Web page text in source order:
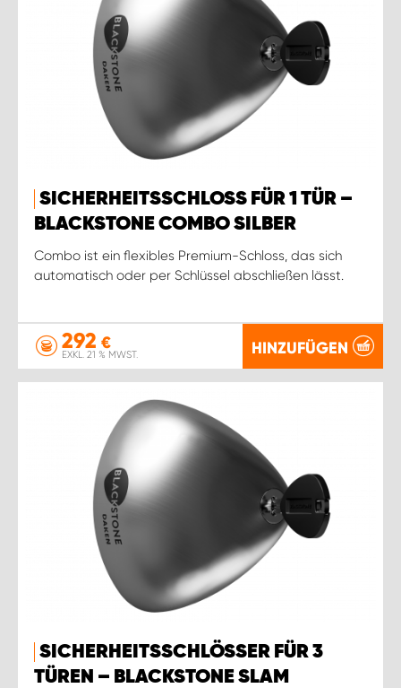
SICHERHEITSSCHLOSS FÜR 1 TÜR –
BLACKSTONE COMBO SILBER
Combo ist ein flexibles Premium-Schloss, das sich
automatisch oder per Schlüssel abschließen lässt.
292 €
EXKL. 21 % MWST. HINZUFÜGEN
SICHERHEITSSCHLÖSSER FÜR 3
TÜREN – BLACKSTONE SLAM